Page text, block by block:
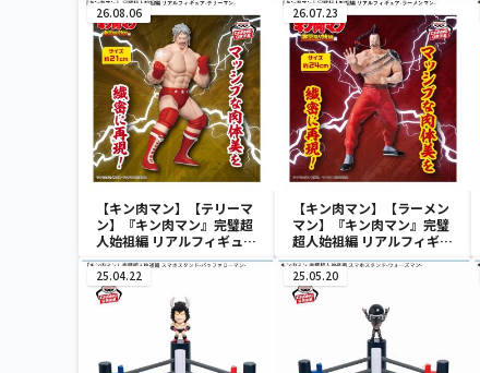
26.08.06
【キン肉マン】【テリーマ
ン】『キン肉マン』完璧超
人始祖編 リアルフィギュ
ア-テリーマン-
26.07.23
【キン肉マン】【ラーメン
マン】『キン肉マン』完璧
超人始祖編 リアルフィギュ
ア-ラーメンマン-
25.04.22 25.05.20